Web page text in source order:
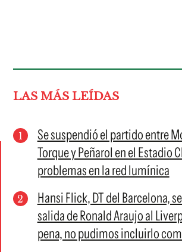
LAS MÁS LEÍDAS
Se suspendió el partido entre
Torque y Peñarol en el Estadio
problemas en la red lumínica
Hansi Flick, DT del Barcelona,
salida de Ronald Araujo al
pena, no pudimos incluirlo